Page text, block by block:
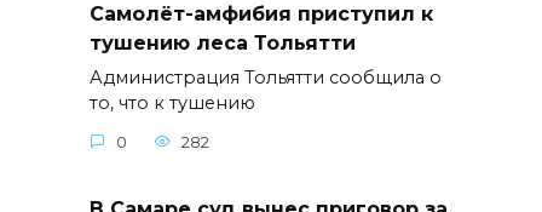
Самолёт-амфибия приступил к
тушению леса Тольятти
Администрация Тольятти сообщила о
то, что к тушению
0 282